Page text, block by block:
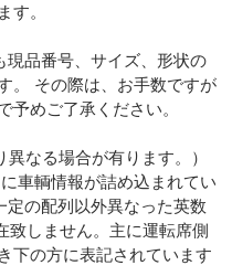
す。
品番号、サイズ、形状の
。 その際は、お手数ですが
予めご了承ください。
なる場合が有ります。）
車輌情報が詰め込まれてい
定の配列以外異なった英数
致しません。主に運転席側
下の方に表記されています